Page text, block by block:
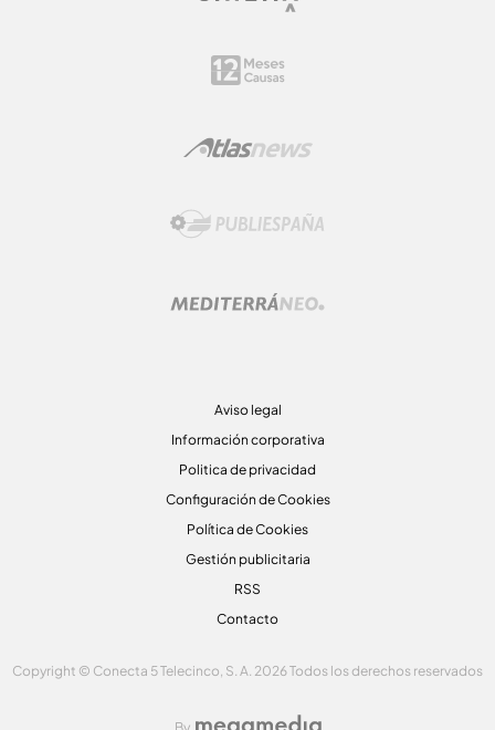
Aviso legal
Información corporativa
Politica de privacidad
Configuración de Cookies
Política de Cookies
Gestión publicitaria
RSS
Contacto
Copyright © Conecta 5 Telecinco, S. A. 2026 Todos los derechos reservados
By